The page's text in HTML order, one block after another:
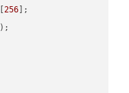
[256 ];
);